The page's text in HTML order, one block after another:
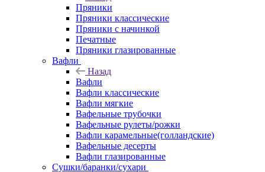
Пряники
Пряники классические
Пряники с начинкой
Печатные
Пряники глазированные
Вафли
Назад
Вафли
Вафли классические
Вафли мягкие
Вафельные трубочки
Вафельные рулеты/рожки
Вафли карамельные(голландские)
Вафельные десерты
Вафли глазированные
Сушки/баранки/сухари